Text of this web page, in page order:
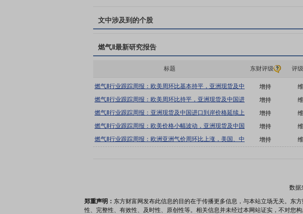
文中涉及到的个股
燃气Ⅱ 最新研究报告
标题 东财评级 评
燃气Ⅱ行业跟踪周报：欧美周环比基本持平，亚洲现货及中
势新奥股份、新奥能源、九丰能源
增持
燃气Ⅱ行业跟踪周报：欧美周环比持平，亚洲现货及中国进
势新奥股份、新奥能源、九丰能源
增持
燃气Ⅱ行业跟踪周报：亚洲现货及中国进口到岸价格延续上
能源、九丰能源
增持
燃气Ⅱ行业跟踪周报：欧美价格小幅波动，亚洲现货及中国
优势新奥股份、新奥能源、九丰能源
增持
燃气Ⅱ行业跟踪周报：欧洲亚洲气价周环比上涨，美国、中
国LNG价格下跌；关注资源价值首华燃气+长协成本优势新
增持
数据
郑重声明： 东方财富网发布此信息的目的在于传播更多信息，与本站立场无关。东
性、完整性、有效性、及时性、原创性等。相关信息并未经过本网站证实，不对您